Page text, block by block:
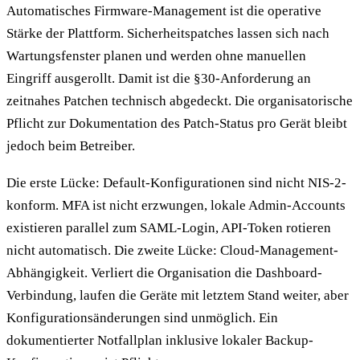
Automatisches Firmware-Management ist die operative
Stärke der Plattform. Sicherheitspatches lassen sich nach
Wartungsfenster planen und werden ohne manuellen
Eingriff ausgerollt. Damit ist die §30-Anforderung an
zeitnahes Patchen technisch abgedeckt. Die organisatorische
Pflicht zur Dokumentation des Patch-Status pro Gerät bleibt
jedoch beim Betreiber.
Die erste Lücke: Default-Konfigurationen sind nicht NIS-2-
konform. MFA ist nicht erzwungen, lokale Admin-Accounts
existieren parallel zum SAML-Login, API-Token rotieren
nicht automatisch. Die zweite Lücke: Cloud-Management-
Abhängigkeit. Verliert die Organisation die Dashboard-
Verbindung, laufen die Geräte mit letztem Stand weiter, aber
Konfigurationsänderungen sind unmöglich. Ein
dokumentierter Notfallplan inklusive lokaler Backup-